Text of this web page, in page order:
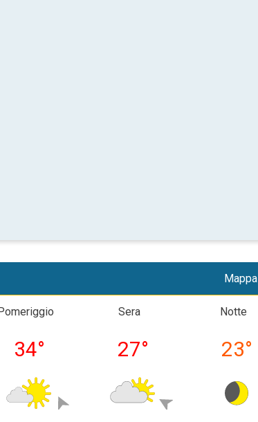
Mappa
34°
Sera
27°
Notte
23°